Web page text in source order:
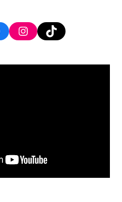
Instagram
TikTok